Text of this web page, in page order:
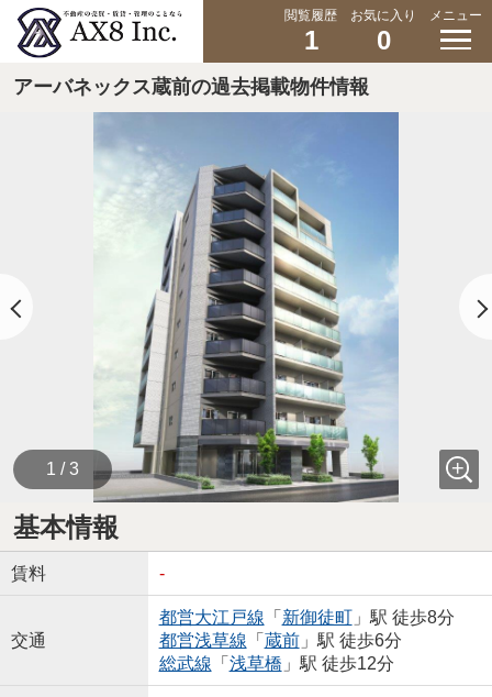
閲覧履歴
1
お気に入り
0
メニュー
アーバネックス蔵前の過去掲載物件情報
1 / 3
基本情報
賃料 -
交通
都営大江戸線 「 新御徒町」駅 徒歩8分
都営浅草線 「 蔵前」駅 徒歩6分
総武線 「 浅草橋 」駅 徒歩12分